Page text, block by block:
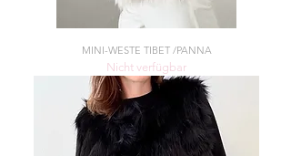
MINI-WESTE TIBET /PANNA
Nicht verfügbar